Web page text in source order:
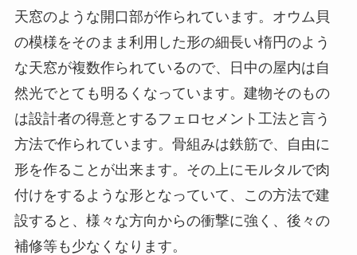
天窓のような開口部が作られています。オウム貝
の模様をそのまま利用した形の細長い楕円のよう
な天窓が複数作られているので、日中の屋内は自
然光でとても明るくなっています。建物そのもの
は設計者の得意とするフェロセメント工法と言う
方法で作られています。骨組みは鉄筋で、自由に
形を作ることが出来ます。その上にモルタルで肉
付けをするような形となっていて、この方法で建
設すると、様々な方向からの衝撃に強く、後々の
補修等も少なくなります。